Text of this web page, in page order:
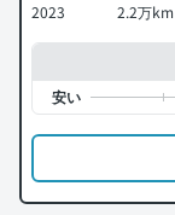
2023 2.2万km